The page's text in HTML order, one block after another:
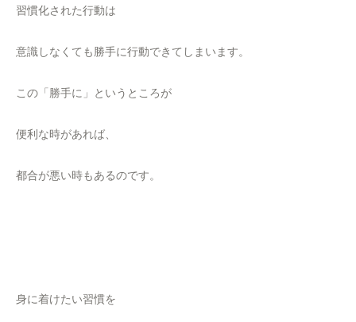
習慣化された行動は
意識しなくても勝手に行動できてしまいます。
この「勝手に」というところが
便利な時があれば、
都合が悪い時もあるのです。
身に着けたい習慣を